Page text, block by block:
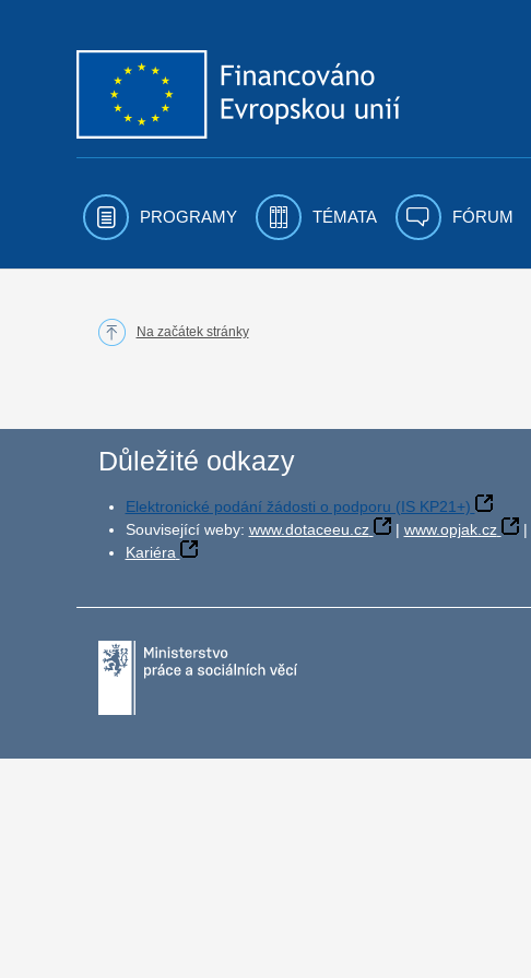
PROGRAMY TÉMATA FÓRUM
Na začátek stránky
Důležité odkazy
Elektronické podání žádosti o podporu (IS KP21+)
Související weby: www.dotaceeu.cz | www.opjak.cz |
Kariéra